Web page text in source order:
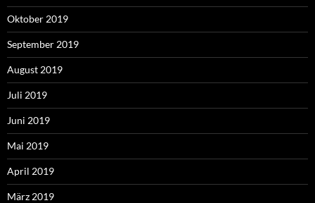
Oktober 2019
September 2019
August 2019
Juli 2019
Juni 2019
Mai 2019
April 2019
März 2019